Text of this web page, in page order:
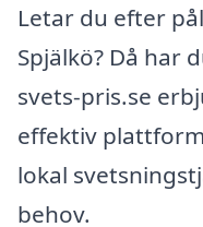
Letar du efter
Spjälkö? Då har
svets-pris.se
effektiv
lokal
behov.